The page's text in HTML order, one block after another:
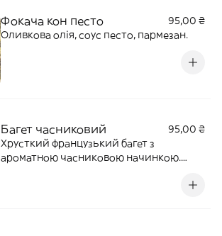
Фокача кон песто
95,00 ₴
Оливкова олія, соус песто, пармезан.
Багет часниковий
95,00 ₴
Хрусткий французький багет з
ароматною часниковою начинкою.